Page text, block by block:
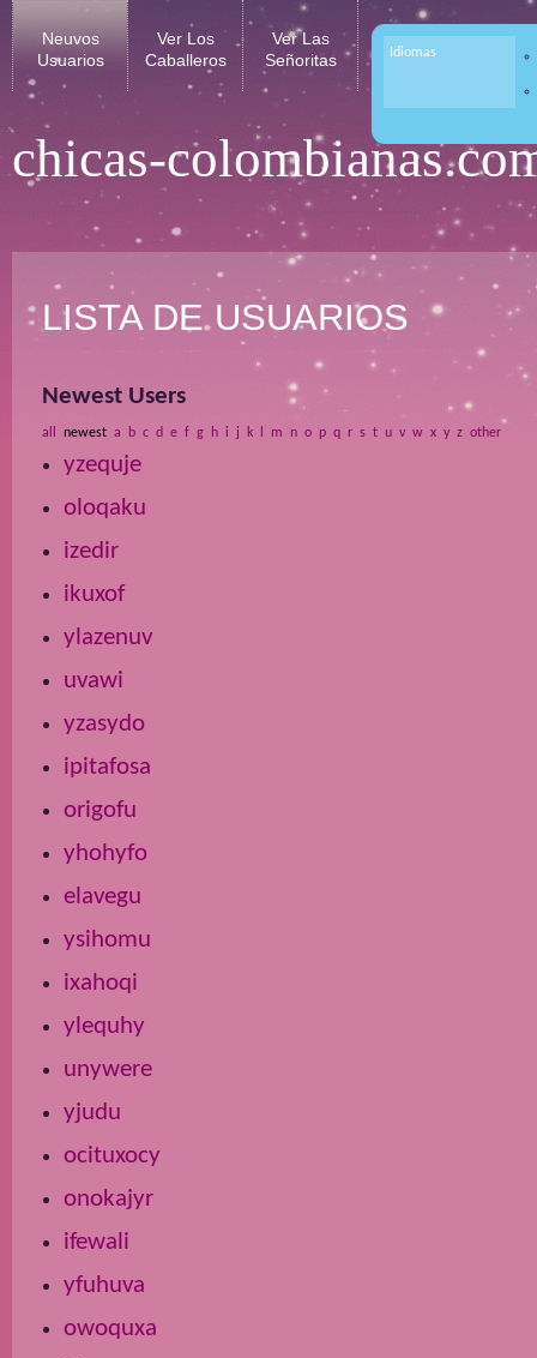
chicas-
Neuvos
Usuarios
Ver Los
Caballeros
Ver Las
Señoritas
Idiomas
LISTA DE USUARIOS
Newest Users
all newest a b c d e f g h i j k m n o p q r s t u v w x y z other
yzequje
oloqaku
izedir
ikuxof
ylazenuv
uvawi
yzasydo
ipitafosa
origofu
yhohyfo
elavegu
ysihomu
ixahoqi
ylequhy
unywere
yjudu
ocituxocy
onokajyr
ifewali
yfuhuva
owoquxa